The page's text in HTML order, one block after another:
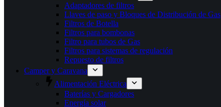
Adaptadores de filtros
Llaves de paso y Bloques de Distribución de Gas
Filtros de Botella
Filtros para bombonas
Filtro para tubos de Gas
Filtros para sistemas de regulación
Repuesto de filtros
Camper y Caravana
Alimentación Eléctrica
Baterías y Cargadores
Energía solar